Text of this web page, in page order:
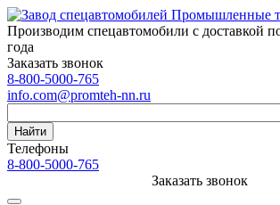
Производим спецавтомобили с доставкой
года
Заказать звонок
8-800-5000-765
info.com@promteh-nn.ru
Найти
Телефоны
8-800-5000-765
Заказать звонок